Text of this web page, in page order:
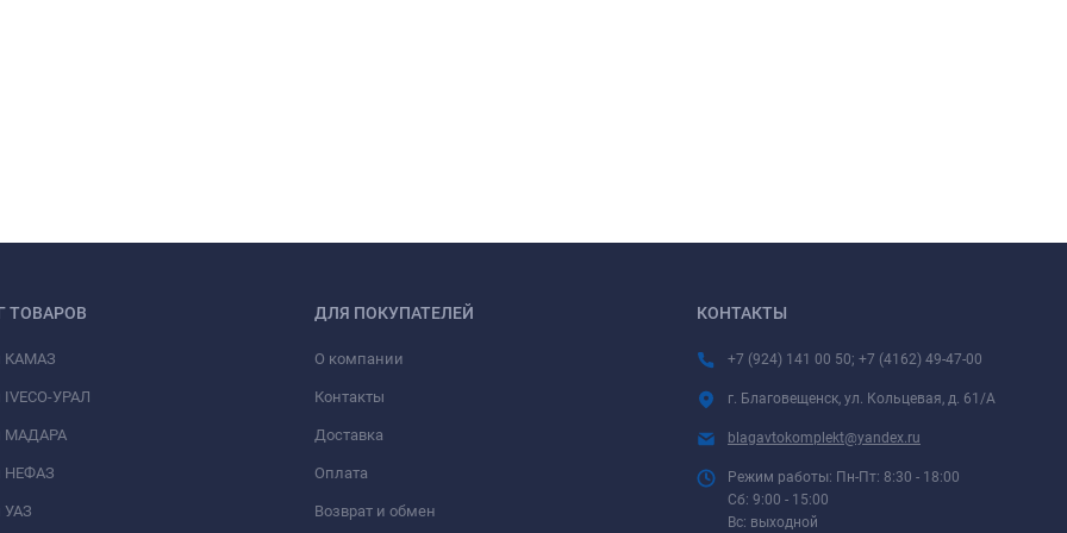
ТОВАРОВ
КАМАЗ
УРАЛ
МАДАРА
НЕФАЗ
УАЗ
ДЛЯ ПОКУПАТЕЛЕЙ
О компании
Контакты
Доставка
Оплата
Возврат и обмен
КОНТАКТЫ
+7 (924) 141 00 50; +7 (4162) 49-47-00
г. Благовещенск, ул. Кольцевая, д. 61/А
blagavtokomplekt@yandex.ru
Режим работы: Пн-Пт: 8:30 - 18:00
Сб: 9:00 - 15:00
Вс: выходной